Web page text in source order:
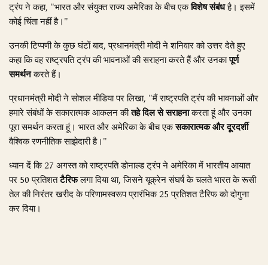
ट्रंप ने कहा, "भारत और संयुक्त राज्य अमेरिका के बीच एकविशेष संबंधहै। इसमें
कोई चिंता नहीं है।"
उनकी टिप्पणी के कुछ घंटों बाद, प्रधानमंत्री मोदी ने शनिवार को उत्तर देते हुए
कहा कि वह राष्ट्रपति ट्रंप की भावनाओं की सराहना करते हैं और उनकापूर्ण
समर्थनकरते हैं।
प्रधानमंत्री मोदी ने सोशल मीडिया पर लिखा, "मैं राष्ट्रपति ट्रंप की भावनाओं और
हमारे संबंधों के सकारात्मक आकलन कीतहे दिल से सराहनाकरता हूं और उनका
पूरा समर्थन करता हूं। भारत और अमेरिका के बीच एकसकारात्मक और दूरदर्शी
वैश्विक रणनीतिक साझेदारी है।"
ध्यान दें कि 27 अगस्त को राष्ट्रपति डोनाल्ड ट्रंप ने अमेरिका में भारतीय आयात
पर 50 प्रतिशतटैरिफलगा दिया था, जिसने यूक्रेन संघर्ष के चलते भारत के रूसी
तेल की निरंतर खरीद के परिणामस्वरूप प्रारंभिक 25 प्रतिशत टैरिफ को दोगुना
कर दिया।